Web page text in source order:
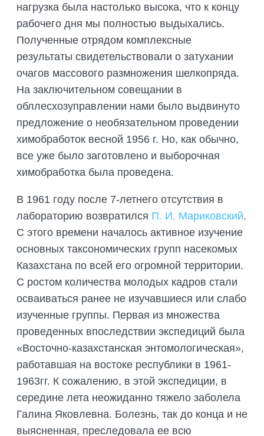
нагрузка была настолько высока, что к концу
рабочего дня мы полностью выдыхались.
Полученные отрядом комплексные
результаты свидетельствовали о затухании
очагов массового размножения шелкопряда.
На заключительном совещании в
обллесхозуправлении нами было выдвинуто
предложение о необязательном проведении
химобработок весной 1956 г. Но, как обычно,
все уже было заготовлено и выборочная
химобработка была проведена.
В 1961 году после 7-летнего отсутствия в
лабораторию возвратился П. И. Мариковский.
С этого времени началось активное изучение
основных таксономических групп насекомых
Казахстана по всей его огромной территории.
С ростом количества молодых кадров стали
осваиваться ранее не изучавшиеся или слабо
изученные группы. Первая из множества
проведенных впоследствии экспедиций была
«Восточно-казахстанская энтомологическая»,
работавшая на востоке республики в 1961-
1963гг. К сожалению, в этой экспедиции, в
середине лета неожиданно тяжело заболела
Галина Яковлевна. Болезнь, так до конца и не
выясненная, преследовала ее всю